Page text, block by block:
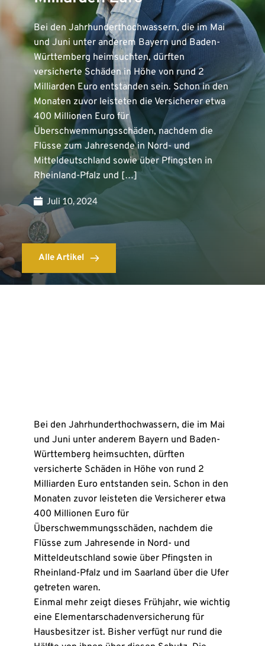
Bei den Jahrhunderthochwassern, die im Mai
und Juni unter anderem Bayern und Baden-
Württemberg heimsuchten, dürften
versicherte Schäden in Höhe von rund 2
Milliarden Euro entstanden sein. Schon in den
Monaten zuvor leisteten die Versicherer etwa
400 Millionen Euro für
Überschwemmungsschäden, nachdem die
Flüsse zum Jahresende in Nord- und
Mitteldeutschland sowie über Pfingsten in
Rheinland-Pfalz und […]
Juli 10, 2024
Alle Artikel
Bei den Jahrhunderthochwassern, die im Mai
und Juni unter anderem Bayern und Baden-
Württemberg heimsuchten, dürften
versicherte Schäden in Höhe von rund 2
Milliarden Euro entstanden sein. Schon in den
Monaten zuvor leisteten die Versicherer etwa
400 Millionen Euro für
Überschwemmungsschäden, nachdem die
Flüsse zum Jahresende in Nord- und
Mitteldeutschland sowie über Pfingsten in
Rheinland-Pfalz und im Saarland über die Ufer
getreten waren.
Einmal mehr zeigt dieses Frühjahr, wie wichtig
eine Elementarschadenversicherung für
Hausbesitzer ist. Bisher verfügt nur rund die